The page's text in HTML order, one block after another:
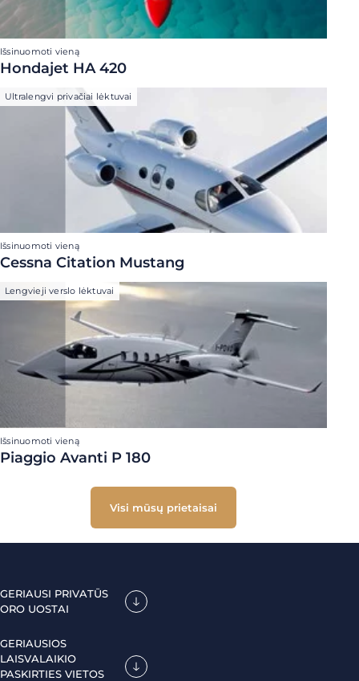
Išsinuomoti vieną
Hondajet HA 420
Ultralengvi privačiai lėktuvai
Išsinuomoti vieną
Cessna Citation Mustang
Lengvieji verslo lėktuvai
Išsinuomoti vieną
Piaggio Avanti P 180
Visi mūsų prietaisai
GERIAUSI PRIVATŪS
ORO UOSTAI
GERIAUSIOS
LAISVALAIKIO
PASKIRTIES VIETOS